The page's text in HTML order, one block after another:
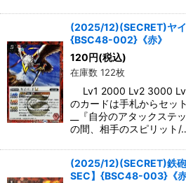
(2025/12)(SECRET)ヤイ
{BSC48-002}《赤》
120 円(税込)
在庫数 122枚
Lv1 2000 Lv2 3000
のカードは手札からセッ
__『自分のアタックステ
の間、相手のスピリット/
(2025/12)(SECRET)鉄
SEC】{BSC48-003}《赤